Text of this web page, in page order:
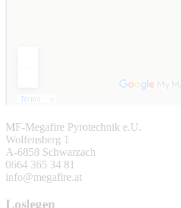
MF-Megafire Pyrotechnik e.U.
Wolfensberg 1
A-6858 Schwarzach
0664 365 34 81
info@megafire.at
Loslegen